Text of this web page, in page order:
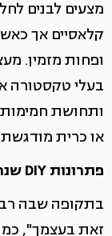
מצעים לבנים
קלאסיים אך
ופחות מזמין.
בעלי טקסטורה
ותחושת
או כרית
פתרונות DIY שנראים זמניים
בתקופה שבה
זאת בעצמך",